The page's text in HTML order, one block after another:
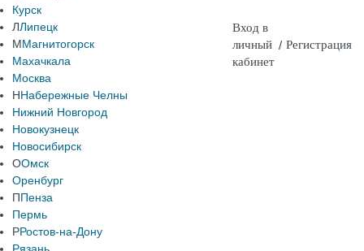
Курск
ЛЛипецк
ММагнитогорск
Махачкала
Москва
ННабережные Челны
Нижний Новгород
Новокузнецк
Новосибирск
ООмск
Оренбург
ППенза
Пермь
РРостов-на-Дону
Вход в
личный
кабинет
/ Регистрация